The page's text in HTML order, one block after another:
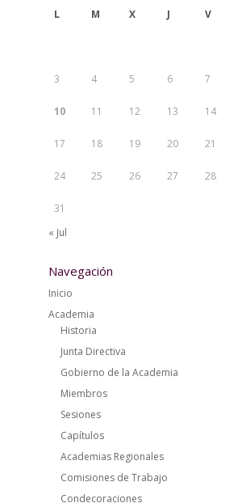
L M X J V
3 4 5 6 7
10 11 12 13 14
17 18 19 20 21
24 25 26 27 28
31
« Jul
Navegación
Inicio
Academia
Historia
Junta Directiva
Gobierno de la Academia
Miembros
Sesiones
Capítulos
Academias Regionales
Comisiones de Trabajo
Condecoraciones